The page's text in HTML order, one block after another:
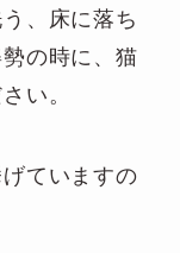
、床に落ち
の時に、猫
い。
ていますの